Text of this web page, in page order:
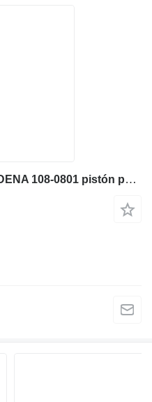
PISTON DE AJUSTE DE CADENA 108-0801 pistón para Caterpillar D6N XL bulldozer